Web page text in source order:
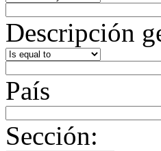
Descripción
País
Sección: